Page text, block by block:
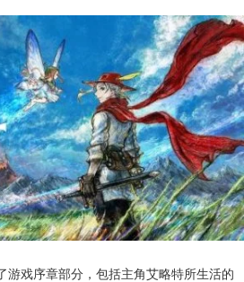
游戏序章部分，包括主角艾略特所生活的